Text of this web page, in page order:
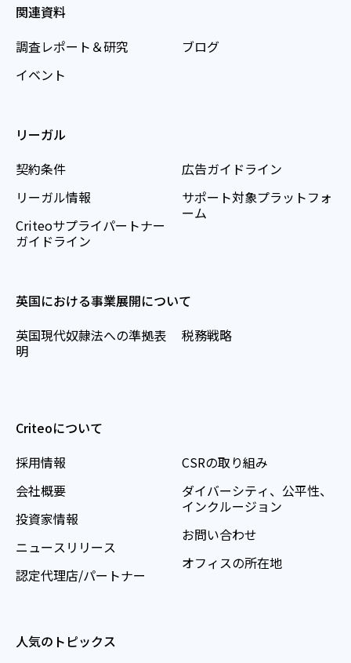
関連資料
調査レポート＆研究
イベント
ブログ
リーガル
契約条件
リーガル情報
Criteoサプライパートナー
ガイドライン
広告ガイドライン
サポート対象プラットフォ
ーム
英国における事業展開について
英国現代奴隷法への準拠表
明
税務戦略
Criteoについて
採用情報
会社概要
投資家情報
ニュースリリース
認定代理店/パートナー
CSRの取り組み
ダイバーシティ、公平性、
インクルージョン
お問い合わせ
オフィスの所在地
人気のトピックス